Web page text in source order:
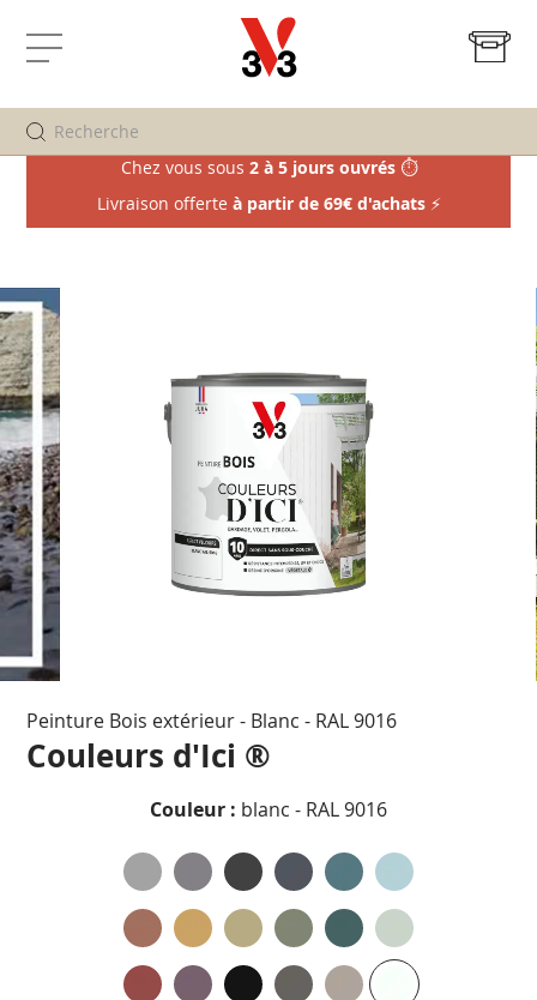
Affichage
navigation
Chez vous sous 2 à 5 jours ouvrés ⏱️
Livraison offerte à partir de 69€ d'achats ⚡
Passer
à
la
fin
de
la
galerie
d’images
début
Peinture Bois extérieur - Blanc - RAL 9016
Couleurs d'Ici ®
Couleur : blanc - RAL 9016